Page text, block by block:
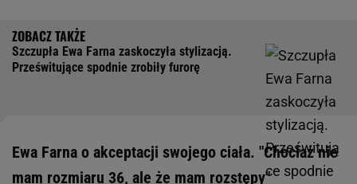
Szczupła Ewa Farna zaskoczyła stylizacją.
Prześwitujące spodnie zrobiły furorę
Ewa Farna o akceptacji swojego ciała. "Chociaż nie
mam rozmiaru 36, ale że mam rozstępy"